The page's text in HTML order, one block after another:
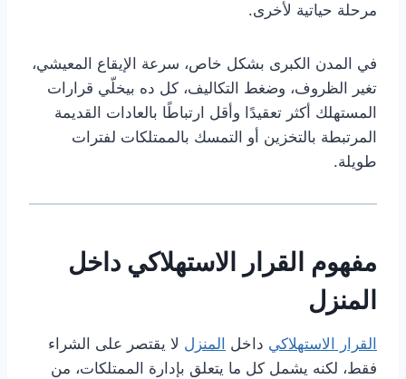
مرحلة حياتية لأخرى.
في المدن الكبرى بشكل خاص، سرعة الإيقاع المعيشي،
تغير الظروف، وضغط التكاليف، كل ده بيخلّي قرارات
المستهلك أكثر تعقيدًا وأقل ارتباطًا بالعادات القديمة
المرتبطة بالتخزين أو التمسك بالممتلكات لفترات
طويلة.
مفهوم القرار الاستهلاكي داخل
المنزل
القرار الاستهلاكي داخل المنزل لا يقتصر على الشراء
فقط، لكنه يشمل كل ما يتعلق بإدارة الممتلكات، من